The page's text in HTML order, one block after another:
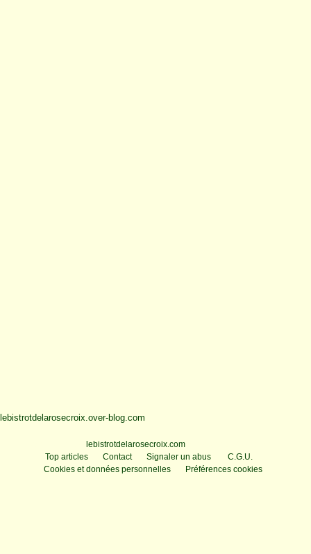
lebistrotdelarosecroix.over-blog.com
lebistrotdelarosecroix.com
Top articles
Contact Signaler un abus
C.G.U.
Cookies et données personnelles
Préférences cookies